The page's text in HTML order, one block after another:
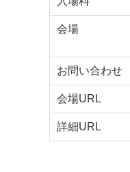
会場
お問い合わせ
会場URL
詳細URL